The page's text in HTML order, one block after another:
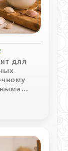
для